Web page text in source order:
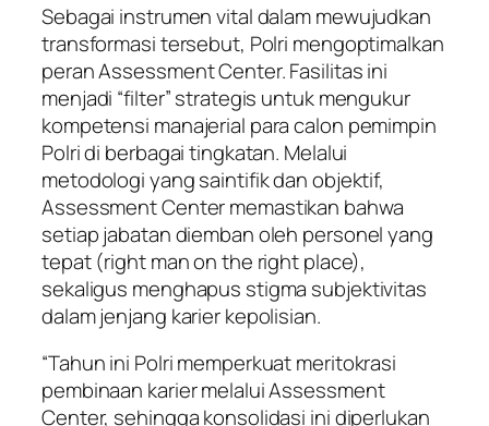
Sebagai instrumen vital dalam mewujudkan
transformasi tersebut, Polri mengoptimalkan
peran Assessment Center. Fasilitas ini
menjadi “filter” strategis untuk mengukur
kompetensi manajerial para calon pemimpin
Polri di berbagai tingkatan. Melalui
metodologi yang saintifik dan objektif,
Assessment Center memastikan bahwa
setiap jabatan diemban oleh personel yang
tepat (right man on the right place),
sekaligus menghapus stigma subjektivitas
dalam jenjang karier kepolisian.
“Tahun ini Polri memperkuat meritokrasi
pembinaan karier melalui Assessment
Center, sehingga konsolidasi ini diperlukan